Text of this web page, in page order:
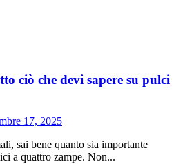
ciò che devi sapere su pulci
17, 2025
sai bene quanto sia importante
a quattro zampe. Non...